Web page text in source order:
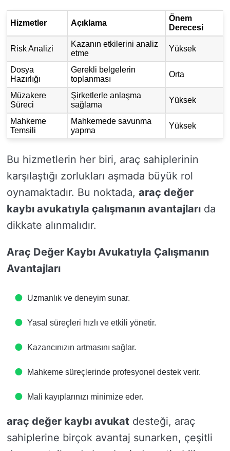
Hizmetler Açıklama
Önem
Derecesi
Risk Analizi
Kazanın etkilerini analiz
etme
Yüksek
Dosya
Hazırlığı
Gerekli belgelerin
toplanması
Orta
Müzakere
Süreci
Şirketlerle anlaşma
sağlama
Yüksek
Mahkeme
Temsili
Mahkemede savunma
yapma
Yüksek
Bu hizmetlerin her biri, araç sahiplerinin
karşılaştığı zorlukları aşmada büyük rol
oynamaktadır. Bu noktada, araç değer
kaybı avukatıyla çalışmanın avantajları da
dikkate alınmalıdır.
Araç Değer Kaybı Avukatıyla Çalışmanın
Avantajları
Uzmanlık ve deneyim sunar.
Yasal süreçleri hızlı ve etkili yönetir.
Kazancınızın artmasını sağlar.
Mahkeme süreçlerinde profesyonel destek verir.
Mali kayıplarınızı minimize eder.
araç değer kaybı avukat desteği, araç
sahiplerine birçok avantaj sunarken, çeşitli